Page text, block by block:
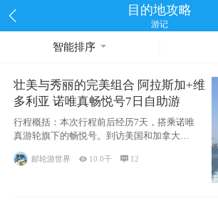
目的地攻略
游记
智能排序
壮美与秀丽的完美组合 阿拉斯加+维
多利亚 诺唯真畅悦号7日自助游
行程概括：本次行程前后经历7天，搭乘诺唯
真游轮旗下的畅悦号。到访美国和加拿大的4
个州/省：美国华盛顿州
邮轮游世界  10.0千  12